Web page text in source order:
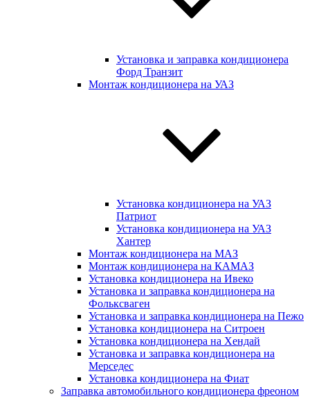
Установка и заправка кондиционера
Форд Транзит
Монтаж кондиционера на УАЗ
Установка кондиционера на УАЗ
Патриот
Установка кондиционера на УАЗ
Хантер
Монтаж кондиционера на МАЗ
Монтаж кондиционера на КАМАЗ
Установка кондиционера на Ивеко
Установка и заправка кондиционера на
Фольксваген
Установка и заправка кондиционера на Пежо
Установка кондиционера на Ситроен
Установка кондиционера на Хендай
Установка и заправка кондиционера на
Мерседес
Установка кондиционера на Фиат
Заправка автомобильного кондиционера фреоном